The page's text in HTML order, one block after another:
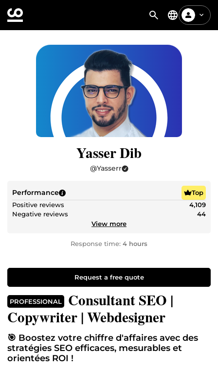
Yasser Dib
@Yasserr
Performance
Top
Positive reviews
4,109
Negative reviews
44
View more
Response time: 4 hours
Request a free quote
PROFESSIONAL
Consultant SEO |
Copywriter | Webdesigner
🎯 Boostez votre chiffre d'affaires avec des
stratégies SEO efficaces, mesurables et
orientées ROI !